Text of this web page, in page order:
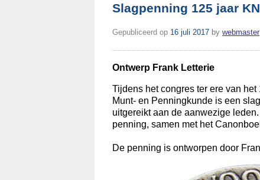
Slagpenning 125 jaar
Gepubliceerd op 16 juli 2017 by webmaster
Ontwerp Frank Letterie
Tijdens het congres ter ere van
Munt- en Penningkunde is een
uitgereikt aan de aanwezige
penning, samen met het
De penning is ontworpen door